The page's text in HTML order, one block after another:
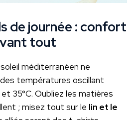
de journée : confort
tout
méditerranéen ne
températures oscillant
35°C. Oubliez les matières
; misez tout sur le lin et le